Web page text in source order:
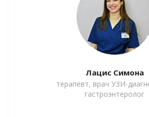
Лацис Симона
терапевт, врач УЗИ-
гастроэнтеролог